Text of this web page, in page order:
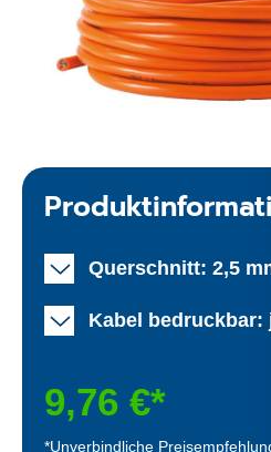
Querschnitt: 2,5
Kabel bedruckbar:
9,76 €*
*Unverbindliche